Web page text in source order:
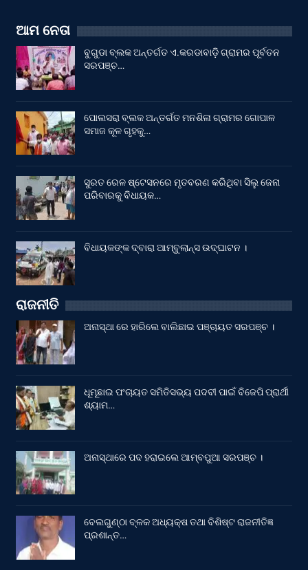
ଆମ ନେତା
ବୁଗୁଡା ବ୍ଲକ ଅନ୍ତର୍ଗତ ଏ.କରଡାବାଡ଼ି ଗ୍ରାମର ପୂର୍ବତନ
ସରପଞ୍ଚ…
ପୋଲସରା ବ୍ଲକ ଅନ୍ତର୍ଗତ ମନଶିଳା ଗ୍ରାମର ଗୋପାଳ
ସମାଜ କୂଳ ଗୃହକୁ…
ସୁରତ ରେଳ ଷ୍ଟେସନରେ ମୃତବରଣ କରିଥିବା ସିଲୁ ଜେନା
ପରିବାରକୁ ବିଧାୟକ…
ବିଧାୟକଙ୍କ ଦ୍ବାରା ଆମ୍ବୁଲାନ୍ସ ଉଦ୍‌ଘାଟନ ।
ରାଜନୀତି
ଅନାସ୍ଥା ରେ ହାରିଲେ ବାଲିଛାଇ ପଞ୍ଚାୟତ ସରପଞ୍ଚ ।
ଧୂମୂଛାଇ ପଂଚାୟତ ସମିତିସଭ୍ୟ ପଦବୀ ପାଇଁ ବିଜେପି ପ୍ରାର୍ଥୀ
ଶ୍ୟାମ…
ଅନାସ୍ଥାରେ ପଦ ହରାଇଲେ ଆମ୍ବପୁଆ ସରପଞ୍ଚ ।
ବେଲଗୁଣ୍ଠା ବ୍ଳକ ଅଧ୍ୟକ୍ଷ ତଥା ବିଶିଷ୍ଟ ରାଜନୀତିଜ୍ଞ
ପ୍ରଶାନ୍ତ…